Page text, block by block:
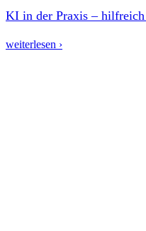
KI in der Praxis –
weiterlesen ›